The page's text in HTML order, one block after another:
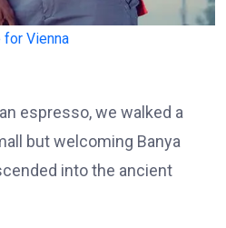
for Vienna
espresso, we walked a
but welcoming Banya
into the ancient